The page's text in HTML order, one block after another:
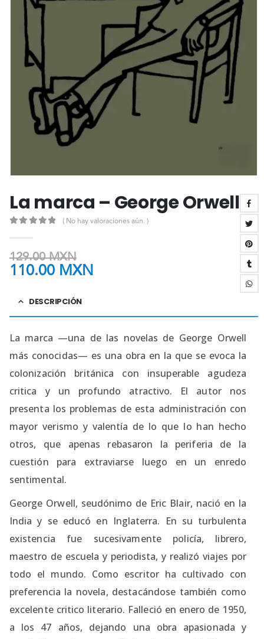
La marca – George Orwell
( No hay valoraciones aún. )
129.00MXN
110.00 MXN
DESCRIPCIÓN
La marca —una de las novelas de George Orwell
más conocidas— es una obra en la que se evoca la
colonización británica con insuperable agudeza
critica y un profundo atractivo. El autor nos
presenta los problemas de esta administración con
mayor verismo y valentía de lo que lo han hecho
otros, que apenas rebasaron la periferia de la
cuestión para extraviarse luego en un enredo
sentimental.
George Orwell, seudónimo de Eric Blair, nació en la
India y se educó en Inglaterra. En su turbulenta
existencia fue sucesivamente policía, librero,
maestro de escuela y periodista, y realizó viajes por
todo el mundo. Como escritor ha cultivado con
preferencia la novela, destacándose también como
excelente critico literario. Falleció en enero de 1950,
a los 47 años, dejando una obra apasionada y